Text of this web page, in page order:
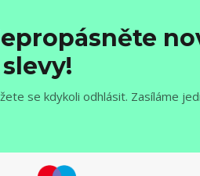
se kdykoli odhlásit. Zasíláme